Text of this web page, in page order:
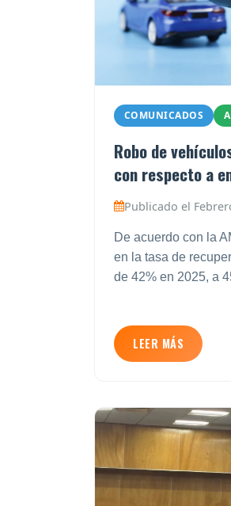
COMUNICADOS
Robo de
con respecto a
Publicado el
De acuerdo con la
en la tasa de
de 42% en 2025, a
LEER MÁS